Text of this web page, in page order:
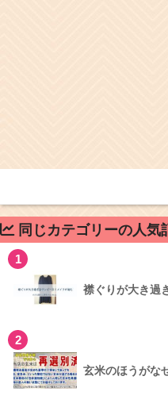
同じカテゴリーの人気
1
襟ぐりが大き過
2
玄米のほうがな